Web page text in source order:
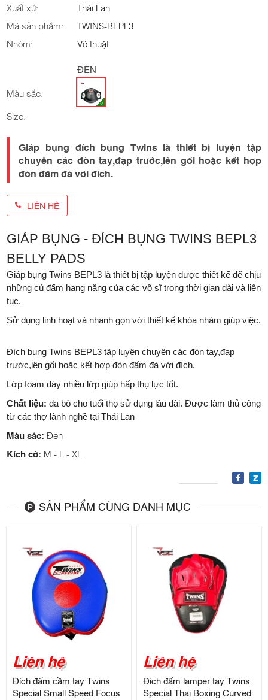
Xuất xứ:
Thái Lan
Mã sản phẩm:
TWINS-BEPL3
Nhóm:
Võ thuật
ĐEN
Màu sắc:
Size:
Giáp bụng đích bụng Twins là thiết bị luyện tập
chuyên các đòn tay,đạp trước,lên gối hoặc kết hợp
đòn đấm đá với đích.
LIÊN HỆ
GIÁP BỤNG - ĐÍCH BỤNG TWINS BEPL3
BELLY PADS
Giáp bụng Twins BEPL3 là thiết bị tập luyện được thiết kế để chịu
những cú đấm hạng nặng của các võ sĩ trong thời gian dài và liên
tục.
Sử dụng linh hoạt và nhanh gọn với thiết kế khóa nhám giúp việc.
Đích bụng Twins BEPL3 tập luyện chuyên các đòn tay,đạp
trước,lên gối hoặc kết hợp đòn đấm đá với đích.
Lớp foam dày nhiều lớp giúp hấp thụ lực tốt.
Chất liệu: da bò cho tuổi thọ sử dụng lâu dài. Được làm thủ công
từ các thợ lành nghề tại Thái Lan
Màu sắc: Đen
Kích cỡ: M - L - XL
SẢN PHẨM CÙNG DANH MỤC
Liên hệ
Đích đấm cầm tay Twins
Special Small Speed Focus
Liên hệ
Đích đấm lamper tay Twins
Special Thai Boxing Curved